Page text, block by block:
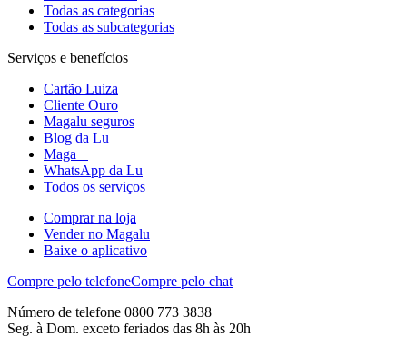
Todas as categorias
Todas as subcategorias
Serviços e benefícios
Cartão Luiza
Cliente Ouro
Magalu seguros
Blog da Lu
Maga +
WhatsApp da Lu
Todos os serviços
Comprar na loja
Vender no Magalu
Baixe o aplicativo
Compre pelo telefoneCompre pelo chat
Número de telefone 0800 773 3838
Seg. à Dom. exceto feriados das 8h às 20h